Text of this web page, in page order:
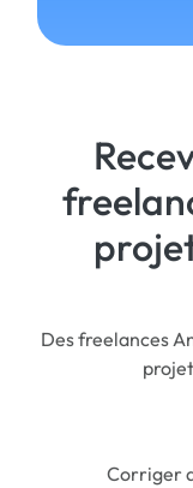
Des freelances
Corriger